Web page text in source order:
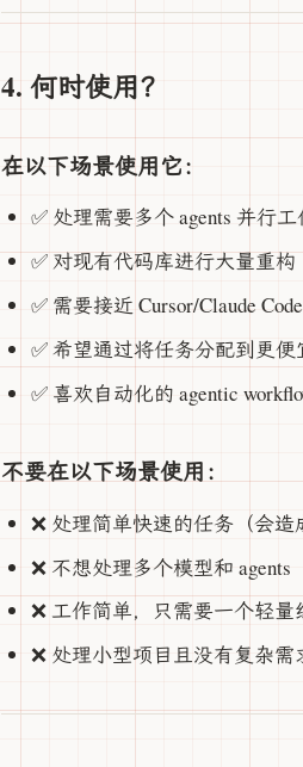
4. 何时使用？
在以下场景使用它：
✅ 处理需要多个 agents 并行
✅ 对现有代码库进行大量重
✅ 需要接近 Cursor/Claude
✅ 希望通过将任务分配到更便
✅ 喜欢自动化的 agentic
不要在以下场景使用：
❌ 处理简单快速的任务（会造
❌ 不想处理多个模型和 agents
❌ 工作简单，只需要一个轻量
❌ 处理小型项目且没有复杂需